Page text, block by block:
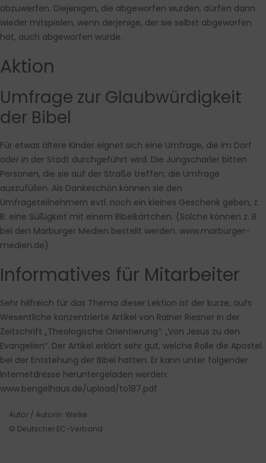
abzuwerfen. Diejenigen, die abgeworfen wurden, dürfen dann
wieder mitspielen, wenn derjenige, der sie selbst abgeworfen
hat, auch abgeworfen wurde.
Aktion
Umfrage zur Glaubwürdigkeit
der Bibel
Für etwas ältere Kinder eignet sich eine Umfrage, die im Dorf
oder in der Stadt durchgeführt wird. Die Jungscharler bitten
Personen, die sie auf der Straße treffen, die Umfrage
auszufüllen. Als Dankeschön können sie den
Umfrageteilnehmern evtl. noch ein kleines Geschenk geben, z.
B. eine Süßigkeit mit einem Bibelkärtchen. (Solche können z. B.
bei den Marburger Medien bestellt werden. www.marburger-
medien.de).
Informatives für Mitarbeiter
Sehr hilfreich für das Thema dieser Lektion ist der kurze, aufs
Wesentliche konzentrierte Artikel von Rainer Riesner in der
Zeitschrift „Theologische Orientierung“: „Von Jesus zu den
Evangelien“. Der Artikel erklärt sehr gut, welche Rolle die Apostel
bei der Entstehung der Bibel hatten. Er kann unter folgender
Internetdresse heruntergeladen werden:
www.bengelhaus.de/upload/to187.pdf
Autor / Autorin: Weike
© Deutscher EC-Verband